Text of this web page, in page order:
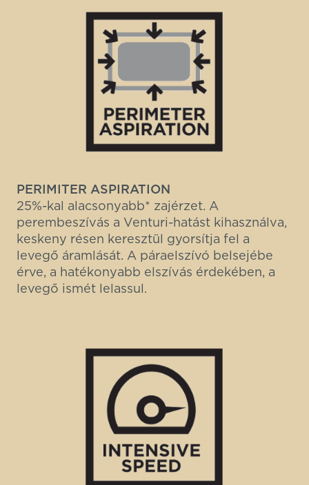
PERIMITER ASPIRATION
25%-kal alacsonyabb* zajérzet. A
perembeszívás a Venturi-hatást kihasználva,
keskeny résen keresztül gyorsítja fel a
levegő áramlását. A páraelszívó belsejébe
érve, a hatékonyabb elszívás érdekében, a
levegő ismét lelassul.